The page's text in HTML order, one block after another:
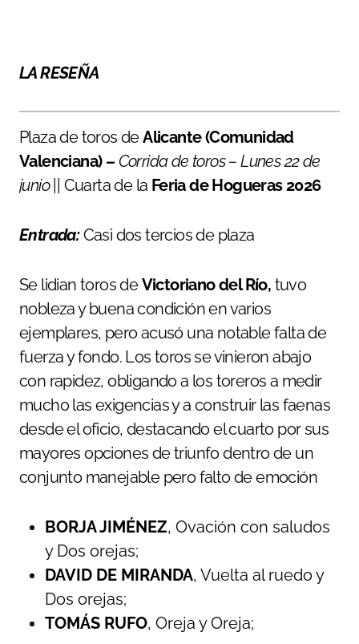
LA RESEÑA
Plaza de toros deAlicante (Comunidad
Valenciana) – Corrida de toros – Lunes 22 de
junio|| Cuarta de la Feria de Hogueras 2026
Entrada:Casi dos tercios de plaza
Se lidian toros deVictoriano del Río, tuvo
nobleza y buena condición en varios
ejemplares, pero acusó una notable falta de
fuerza y fondo. Los toros se vinieron abajo
con rapidez, obligando a los toreros a medir
mucho las exigencias y a construir las faenas
desde el oficio, destacando el cuarto por sus
mayores opciones de triunfo dentro de un
conjunto manejable pero falto de emoción
BORJA JIMÉNEZ, Ovación con saludos
y Dos orejas;
DAVID DE MIRANDA, Vuelta al ruedo y
Dos orejas;
TOMÁS RUFO, Oreja y Oreja;